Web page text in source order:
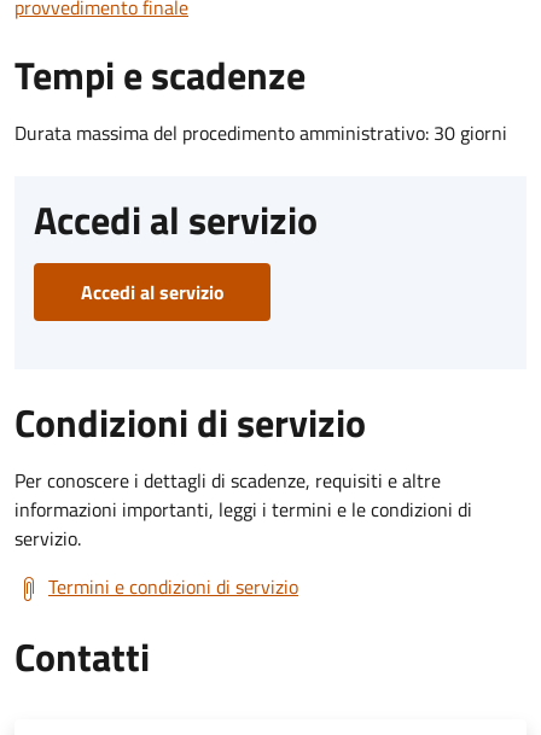
provvedimento finale
Tempi e scadenze
Durata massima del procedimento amministrativo: 30 giorni
Accedi al servizio
Accedi al servizio
Condizioni di servizio
Per conoscere i dettagli di scadenze, requisiti e altre
informazioni importanti, leggi i termini e le condizioni di
servizio.
Termini e condizioni di servizio
Contatti